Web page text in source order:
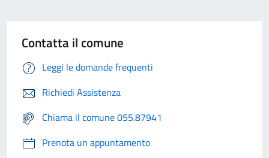
Contatta il comune
Leggi le domande frequenti
Richiedi Assistenza
Chiama il comune 055.87941
Prenota un appuntamento